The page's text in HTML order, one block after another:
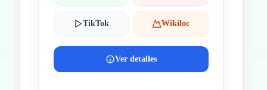
TikTok Wikiloc
Ver detalles